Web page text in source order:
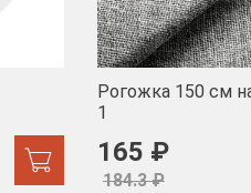
Рогожка 150 см
1
165 ₽
184.3 ₽